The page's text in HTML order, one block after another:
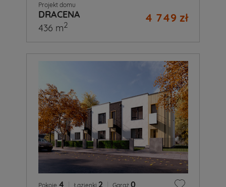
Projekt domu
DRACENA 4 749 zł
436 m2
Pokoje 4 Łazienki 2 Garaż 0